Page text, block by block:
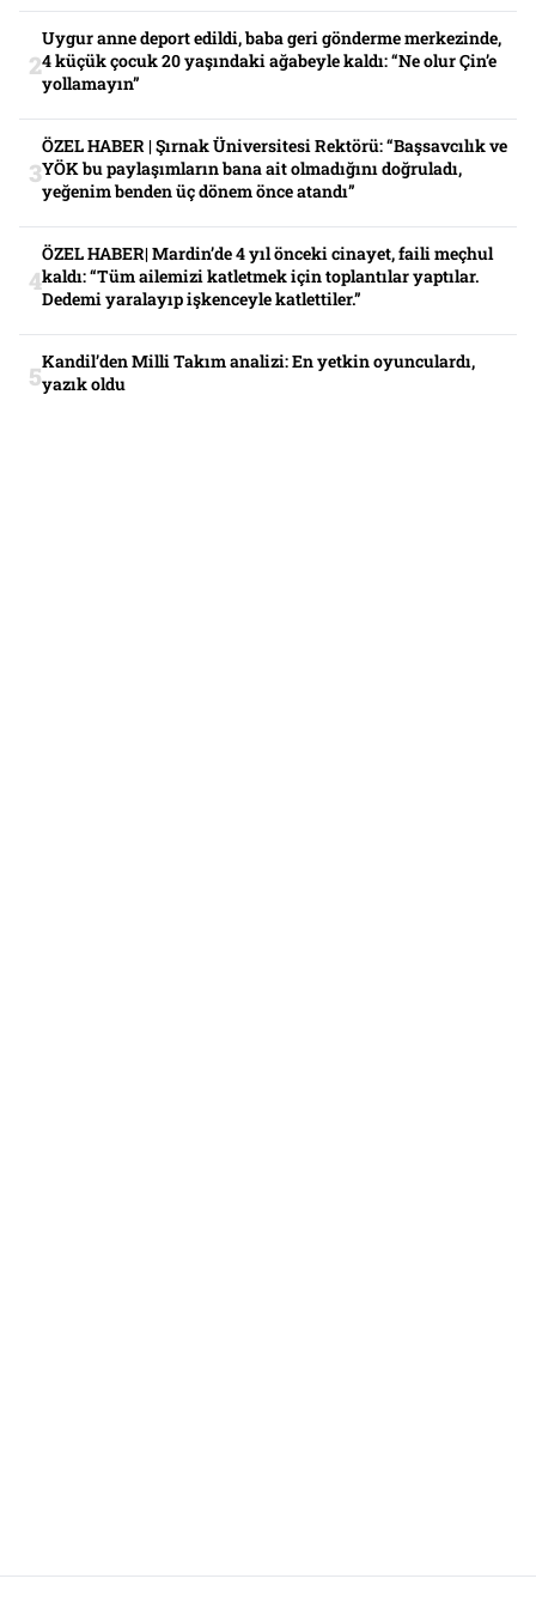
Uygur anne deport edildi, baba geri gönderme merkezinde,
4 küçük çocuk 20 yaşındaki ağabeyle kaldı: “Ne olur Çin’e
yollamayın”
ÖZEL HABER | Şırnak Üniversitesi Rektörü: “Başsavcılık ve
YÖK bu paylaşımların bana ait olmadığını doğruladı,
yeğenim benden üç dönem önce atandı”
ÖZEL HABER| Mardin’de 4 yıl önceki cinayet, faili meçhul
kaldı: “Tüm ailemizi katletmek için toplantılar yaptılar.
Dedemi yaralayıp işkenceyle katlettiler.”
Kandil’den Milli Takım analizi: En yetkin oyunculardı,
yazık oldu